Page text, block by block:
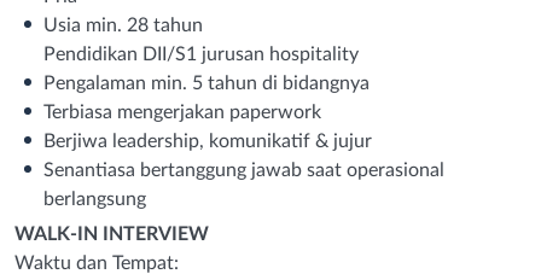
Usia min. 28 tahun
Pendidikan DII/S1 jurusan hospitality
Pengalaman min. 5 tahun di bidangnya
Terbiasa mengerjakan paperwork
Berjiwa leadership, komunikatif & jujur
Senantiasa bertanggung jawab saat operasional
berlangsung
WALK-IN INTERVIEW
Waktu dan Tempat: